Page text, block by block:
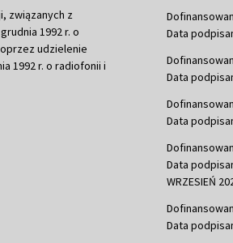
związanych z
1992 r. o
udzielenie
1992 r. o radiofonii i
Data
Data
Data
Data
WRZESIEŃ
Data